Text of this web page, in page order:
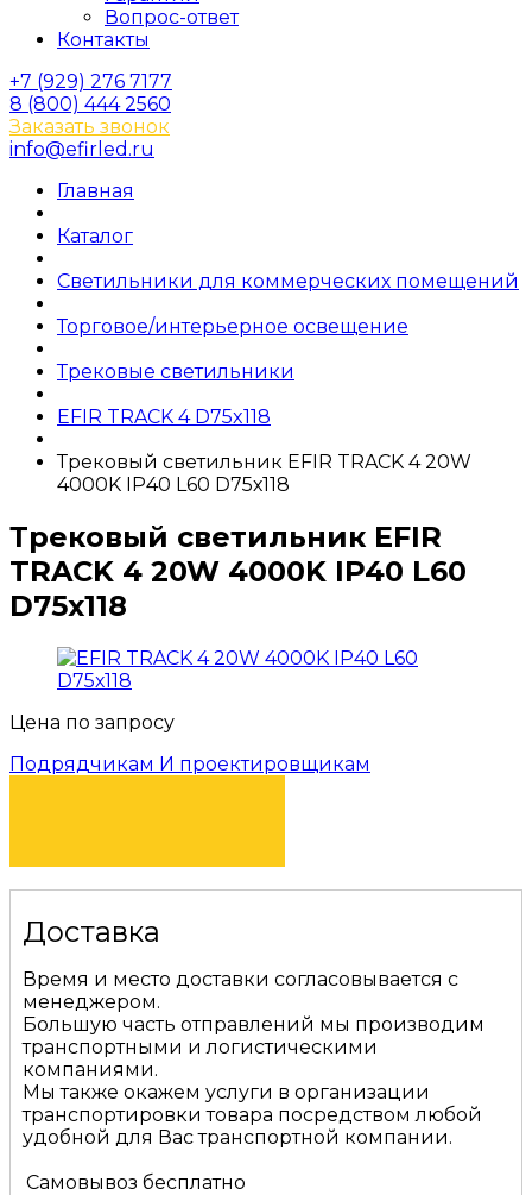
Вопрос-ответ
Контакты
+7 (929) 276 7177
8 (800) 444 2560
Заказать звонок
info@efirled.ru
Главная
Каталог
Светильники для коммерческих помещений
Торговое/интерьерное освещение
Трековые светильники
EFIR TRACK 4 D75x118
Трековый светильник EFIR TRACK 4 20W
4000K IP40 L60 D75х118
Трековый светильник EFIR
TRACK 4 20W 4000K IP40 L60
D75х118
Цена по запросу
Подрядчикам И проектировщикам
Доставка
Время и место доставки согласовывается с
менеджером.
Большую часть отправлений мы производим
транспортными и логистическими
компаниями.
Мы также окажем услуги в организации
транспортировки товара посредством любой
удобной для Вас транспортной компании.
Самовывоз бесплатно